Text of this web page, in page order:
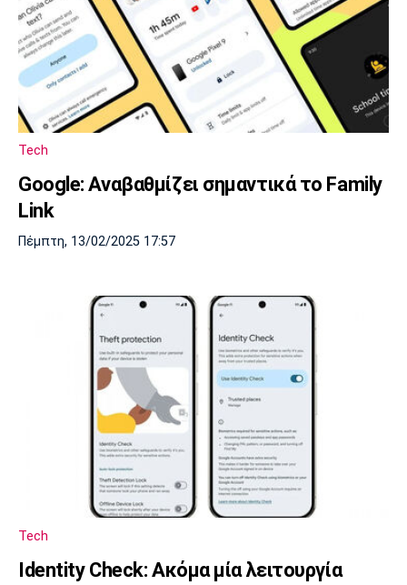
Tech
Google: Αναβαθμίζει σημαντικά το Family
Link
Πέμπτη, 13/02/2025 17:57
Tech
Identity Check: Ακόμα μία λειτουργία